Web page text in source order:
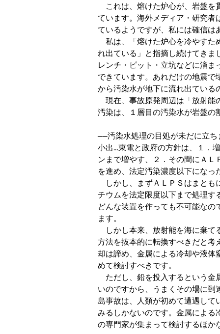
これは、熔けた炉心が、岩盤を
ています。海外メディア・研究者
ているようですが、私には確信は
私は、「熔けた炉心を冷やすた
れ出ている」と指摘し続けてきま
レンチ・ピット・立坑などに溜
できています。あれだけの地震
から汚染水が地下に流れ出ている
現在、事故原発周辺は「放射能
汚染は、１層目の汚染水が岩盤の
──汚染水処理の目処が未だに立
小出…東電と政府の方針は、１．
ンまで増やす、２．その間にＡ
を進め、法定汚染濃度以下にな
しかし、まずＡＬＰＳはまとも
チウムを法定限度以下まで処理す
どんな装置を作っても不可能な
ます。
しかし本来、放射能を海に棄て
方法を抜本的に転換すべきだと考
却は諦め、金属による冷却や液体
めて検討すべきです。
ただし、鉛を投入するという金
いのですから、うまくその場に
島事故は、人類が初めて遭遇して
みるしかないのです。金属による
の専門家が集まって検討するほか